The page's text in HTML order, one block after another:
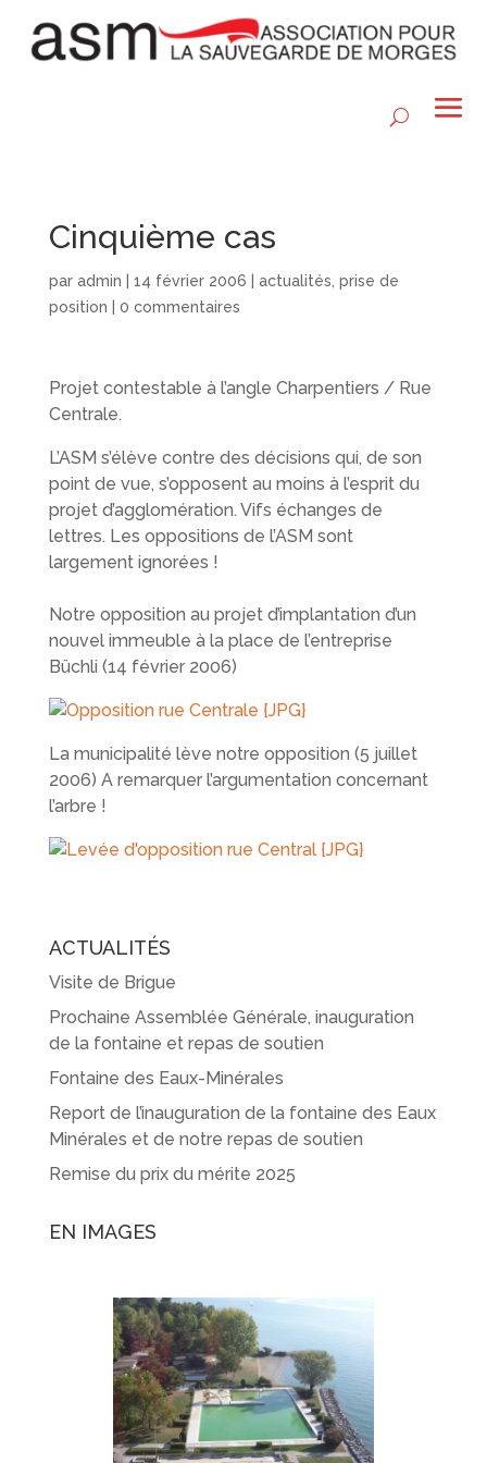
Cinquième cas
par admin 14 février 2006 actualités prise de
position
0 commentaires
Projet contestable à l’angle Charpentiers / Rue
Centrale.
L’ASM s’élève contre des décisions qui, de son
point de vue, s’opposent au moins à l’esprit du
projet d’agglomération. Vifs échanges de
lettres. Les oppositions de l’ASM sont
largement ignorées !
Notre opposition au projet d’implantation d’un
nouvel immeuble à la place de l’entreprise
Büchli (14 février 2006)
La municipalité lève notre opposition (5 juillet
2006) A remarquer l’argumentation concernant
l’arbre !
ACTUALITÉS
Visite de Brigue
Prochaine Assemblée Générale, inauguration
de la fontaine et repas de soutien
Fontaine des Eaux-Minérales
Report de l’inauguration de la fontaine des Eaux
Minérales et de notre repas de soutien
Remise du prix du mérite 2025
EN IMAGES